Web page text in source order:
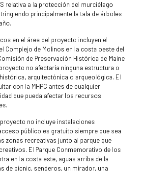
relativa a la protección del murciélago
principalmente la tala de árboles
en el área del proyecto incluyen el
Complejo de Molinos en la costa oeste del
de Preservación Histórica de Maine
proyecto no afectaría ninguna estructura o
arquitectónica o arqueológica. El
con la MHPC antes de cualquier
que pueda afectar los recursos
no incluye instalaciones
público es gratuito siempre que sea
zonas recreativas junto al parque que
El Parque Conmemorativo de los
en la costa este, aguas arriba de la
de picnic, senderos, un mirador, una